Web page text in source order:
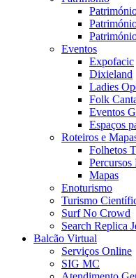
Eventos
Expofacic
Dixieland
Ladies
Folk
Eventos
Espaços
Roteiros e
Folhetos
Percursos
Mapas
Enoturismo
Turismo
Surf No Crowd
Search Replica
Balcão Virtual
Serviços Online
SIG MC